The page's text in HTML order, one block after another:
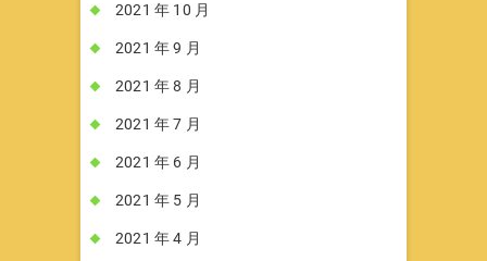
2021 年 10 月
2021 年 9 月
2021 年 8 月
2021 年 7 月
2021 年 6 月
2021 年 5 月
2021 年 4 月